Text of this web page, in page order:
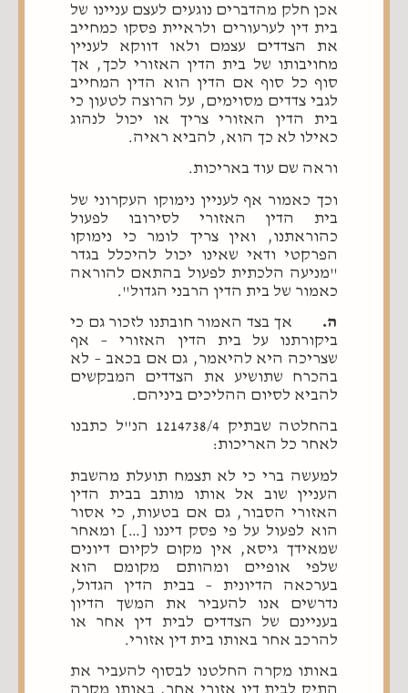
אכן חלק מהדברים נוגעים לעצם עניינו של
בית דין לערעורים ולראיית פסקו כמחייב
את הצדדים עצמם ולאו דווקא לעניין
מחויבותו של בית הדין האזורי לכך, אך
סוף כל סוף אם הדין הוא הדין המחייב
לגבי צדדים מסוימים, על הרוצה לטעון כי
בית הדין האזורי צריך או יכול לנהוג
כאילו לא כך הוא, להביא ראיה.
וראה שם עוד באריכות.
וכך כאמור אף לעניין נימוקו העקרוני של
בית הדין האזורי לסירובו לפעול
כהוראתנו, ואין צריך לומר כי נימוקו
הפרקטי ודאי שאינו יכול להיכלל בגדר
"מניעה הלכתית לפעול בהתאם להוראה
כאמור של בית הדין הרבני הגדול".
ה. אך בצד האמור חובתנו לזכור גם כי
ביקורתנו על בית הדין האזורי – אף
שצריכה היא להיאמר, גם אם בכאב – לא
בהכרח שתושיע את הצדדים המבקשים
להביא לסיום ההליכים ביניהם.
בהחלטה שבתיק 1214738/4 הנ"ל כתבנו
לאחר כל האריכות:
למעשה ברי כי לא תצמח תועלת מהשבת
העניין שוב אל אותו מותב בבית הדין
האזורי הסבור, גם אם בטעות, כי אסור
הוא לפעול על פי פסק דיננו […] ומאחר
שמאידך גיסא, אין מקום לקיום דיונים
שלפי אופיים ומהותם מקומם הוא
בערכאה הדיונית – בבית הדין הגדול,
נדרשים אנו להעביר את המשך הדיון
בעניינם של הצדדים לבית דין אחר או
להרכב אחר באותו בית דין אזורי.
באותו מקרה החלטנו לבסוף להעביר את
התיק לבית דין אזורי אחר, באותו מקרה